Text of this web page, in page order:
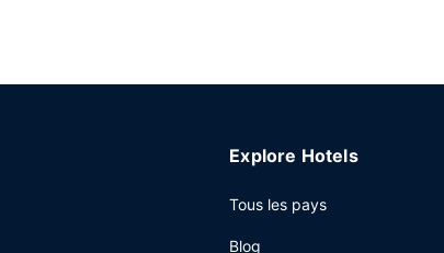
Explore Hotels
Tous les pays
Blog